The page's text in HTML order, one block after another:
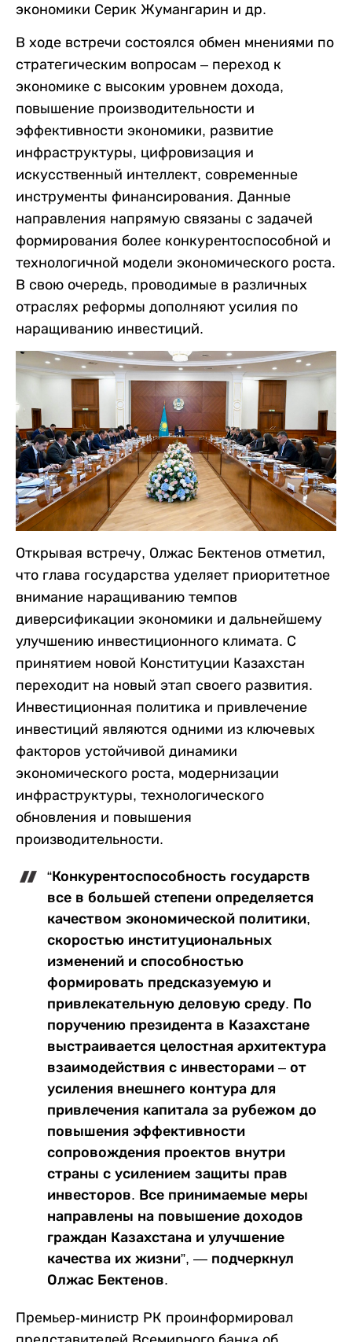
экономики Серик Жумангарин и др.
В ходе встречи состоялся обмен мнениями по
стратегическим вопросам – переход к
экономике с высоким уровнем дохода,
повышение производительности и
эффективности экономики, развитие
инфраструктуры, цифровизация и
искусственный интеллект, современные
инструменты финансирования. Данные
направления напрямую связаны с задачей
формирования более конкурентоспособной и
технологичной модели экономического роста.
В свою очередь, проводимые в различных
отраслях реформы дополняют усилия по
наращиванию инвестиций.
Открывая встречу, Олжас Бектенов отметил,
что глава государства уделяет приоритетное
внимание наращиванию темпов
диверсификации экономики и дальнейшему
улучшению инвестиционного климата. С
принятием новой Конституции Казахстан
переходит на новый этап своего развития.
Инвестиционная политика и привлечение
инвестиций являются одними из ключевых
факторов устойчивой динамики
экономического роста, модернизации
инфраструктуры, технологического
обновления и повышения
производительности.
“Конкурентоспособность государств
все в большей степени определяется
качеством экономической политики,
скоростью институциональных
изменений и способностью
формировать предсказуемую и
привлекательную деловую среду. По
поручению президента в Казахстане
выстраивается целостная архитектура
взаимодействия с инвесторами – от
усиления внешнего контура для
привлечения капитала за рубежом до
повышения эффективности
сопровождения проектов внутри
страны с усилением защиты прав
инвесторов. Все принимаемые меры
направлены на повышение доходов
граждан Казахстана и улучшение
качества их жизни”, — подчеркнул
Олжас Бектенов.
Премьер-министр РК проинформировал